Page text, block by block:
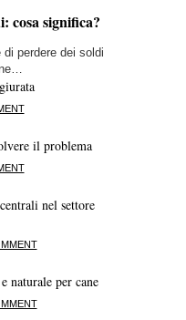
cosa significa?
perdere dei soldi
il problema
nel settore
naturale per cane